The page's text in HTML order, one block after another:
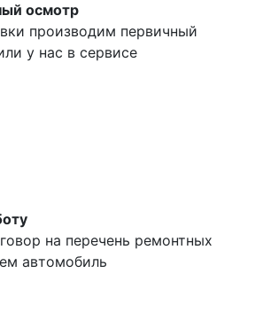
осмотр
производим первичный
у нас в сервисе
на перечень ремонтных
автомобиль